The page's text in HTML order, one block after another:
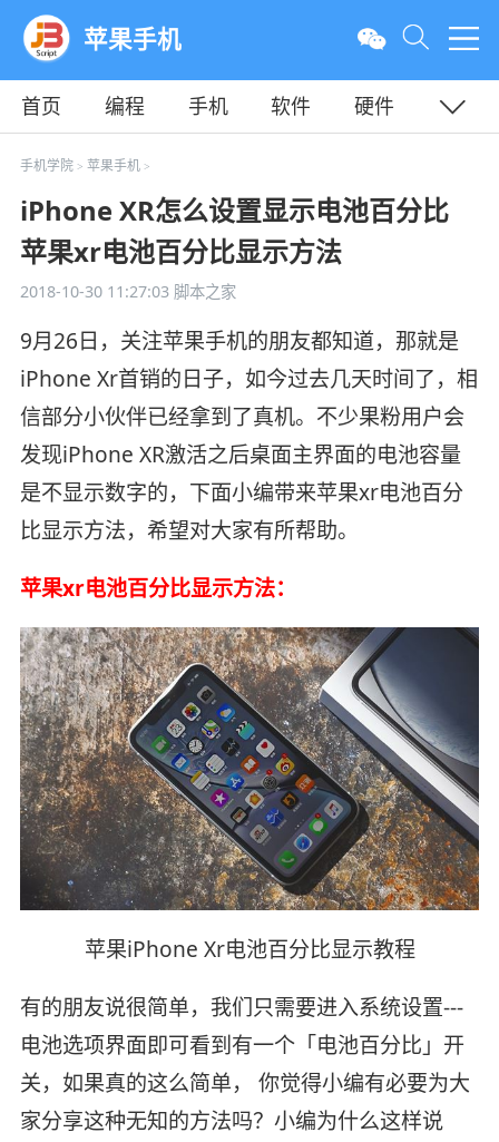
苹果手机
首页 编程 手机 软件
硬件
教程
平面
手机学院> 苹果手机>
iPhone XR怎么设置显示电池百分比
苹果xr电池百分比显示方法
2018-10-30 11:27:03脚本之家
9月26日，关注苹果手机的朋友都知道，那就是
iPhone Xr首销的日子，如今过去几天时间了，相
信部分小伙伴已经拿到了真机。不少果粉用户会
发现iPhone XR激活之后桌面主界面的电池容量
是不显示数字的，下面小编带来苹果xr电池百分
比显示方法，希望对大家有所帮助。
苹果xr电池百分比显示方法：
苹果iPhone Xr电池百分比显示教程
有的朋友说很简单，我们只需要进入系统设置---
电池选项界面即可看到有一个「电池百分比」开
关，如果真的这么简单， 你觉得小编有必要为大
家分享这种无知的方法吗？小编为什么这样说